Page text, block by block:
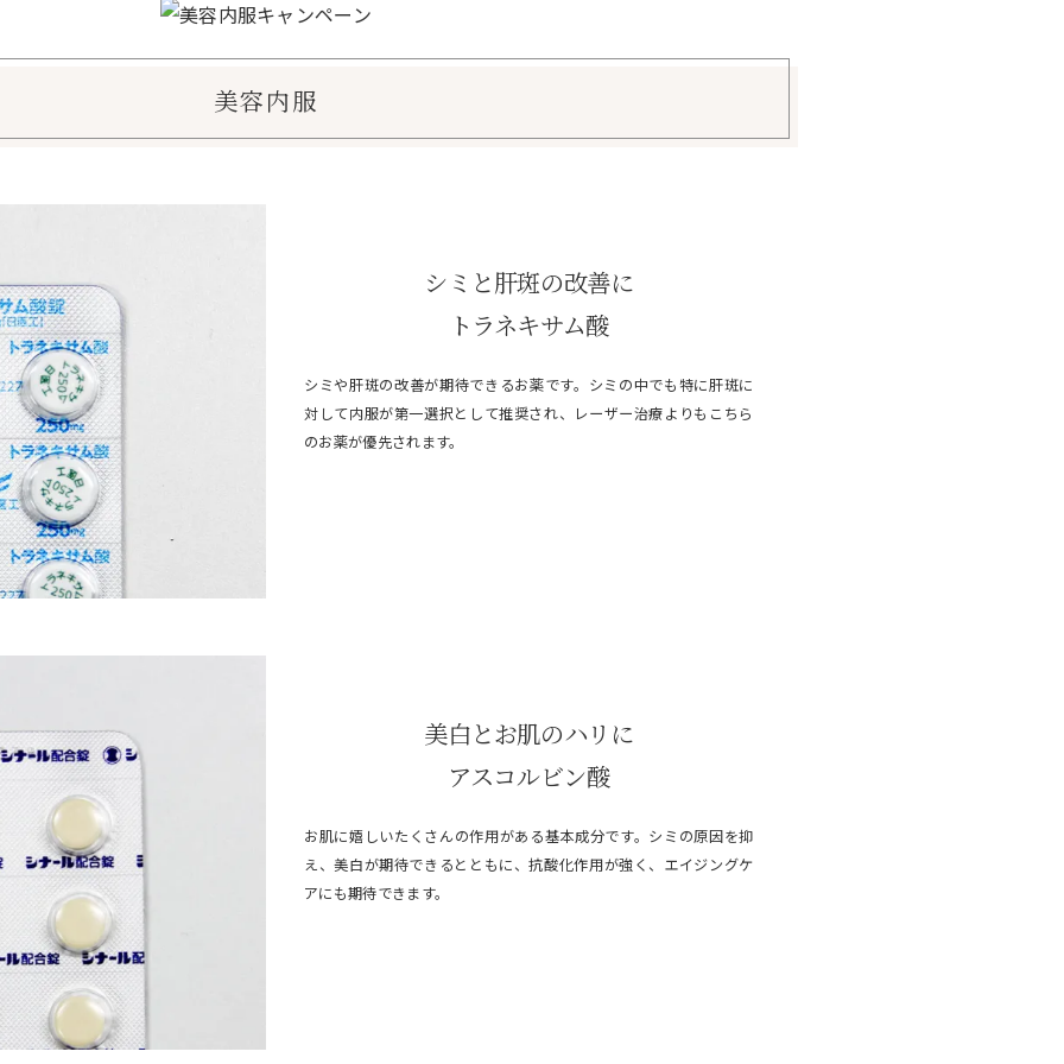
美容内服
シミと肝斑の改善に
トラネキサム酸
シミや肝斑の改善が期待できるお薬です。シミの中でも特に肝斑に
対して内服が第一選択として推奨され、レーザー治療よりもこちら
のお薬が優先されます。
美白とお肌のハリに
アスコルビン酸
お肌に嬉しいたくさんの作用がある基本成分です。シミの原因を抑
え、美白が期待できるとともに、抗酸化作用が強く、エイジングケ
アにも期待できます。